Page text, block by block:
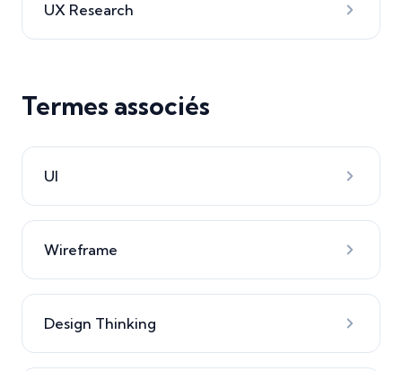
UX Research
Termes associés
UI
Wireframe
Design Thinking